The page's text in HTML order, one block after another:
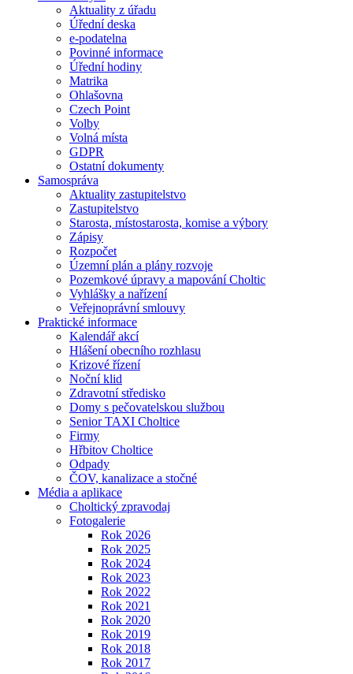
Aktuality z úřadu
Úřední deska
e-podatelna
Povinné informace
Úřední hodiny
Matrika
Ohlašovna
Czech Point
Volby
Volná místa
GDPR
Ostatní dokumenty
Samospráva
Aktuality zastupitelstvo
Zastupitelstvo
Starosta, místostarosta, komise a výbory
Zápisy
Rozpočet
Územní plán a plány rozvoje
Pozemkové úpravy a mapování Choltic
Vyhlášky a nařízení
Veřejnoprávní smlouvy
Praktické informace
Kalendář akcí
Hlášení obecního rozhlasu
Krizové řízení
Noční klid
Zdravotní středisko
Domy s pečovatelskou službou
Senior TAXI Choltice
Firmy
Hřbitov Choltice
Odpady
ČOV, kanalizace a stočné
Média a aplikace
Choltický zpravodaj
Fotogalerie
Rok 2026
Rok 2025
Rok 2024
Rok 2023
Rok 2022
Rok 2021
Rok 2020
Rok 2019
Rok 2018
Rok 2017